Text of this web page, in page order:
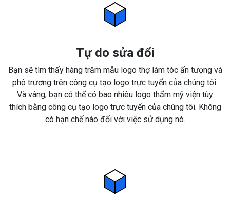
Tự do sửa đổi
Bạn sẽ tìm thấy hàng trăm mẫu logo thợ làm tóc ấn tượng và
phô trương trên công cụ tạo logo trực tuyến của chúng tôi.
Và vâng, bạn có thể có bao nhiêu logo thẩm mỹ viện tùy
thích bằng công cụ tạo logo trực tuyến của chúng tôi. Không
có hạn chế nào đối với việc sử dụng nó.